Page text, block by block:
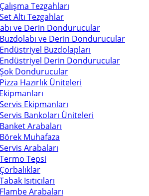
Çalışma Tezgahları
Set Altı Tezgahlar
ve Derin Dondurucular
Buzdolabı ve Derin Dondurucular
Endüstriyel Buzdolapları
Endüstriyel Derin Dondurucular
Şok Dondurucular
Pizza Hazırlık Üniteleri
Servis Ekipmanları
Servis Bankoları Üniteleri
Banket Arabaları
Börek Muhafaza
Servis Arabaları
Termo Tepsi
Çorbalıklar
Tabak Isıtıcıları
Flambe Arabaları